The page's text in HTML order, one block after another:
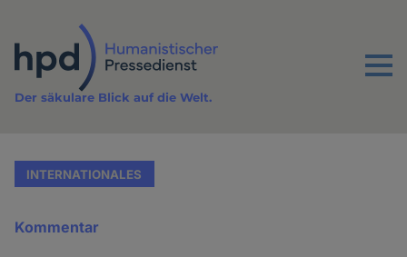
Inhalt
Menu
Der säkulare Blick auf die Welt.
INTERNATIONALES
Kommentar